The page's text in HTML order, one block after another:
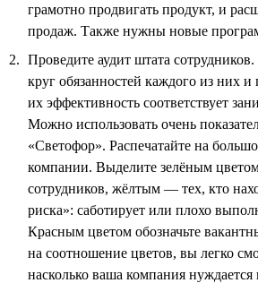
грамотно продвигать продукт, и
продаж. Также нужны новые
Проведите аудит штата
круг обязанностей каждого из них и
их эффективность соответствует
Можно использовать очень
«Светофор». Распечатайте на
компании. Выделите зелёным
сотрудников, жёлтым — тех, кто
риска»: саботирует или плохо
Красным цветом обозначьте
на соотношение цветов, вы легко
насколько ваша компания